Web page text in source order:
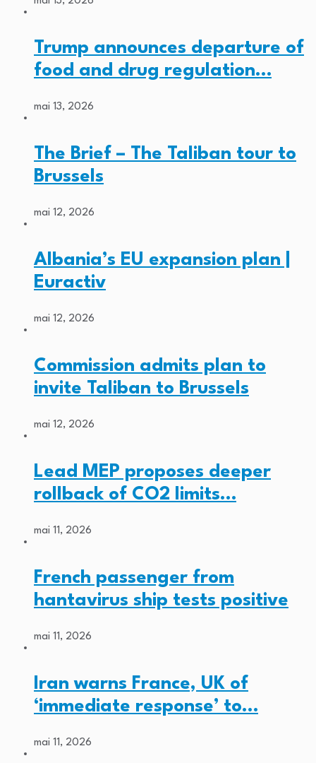
Trump announces departure of
food and drug regulation…
mai 13, 2026
The Brief – The Taliban tour to
Brussels
mai 12, 2026
Albania’s EU expansion plan |
Euractiv
mai 12, 2026
Commission admits plan to
invite Taliban to Brussels
mai 12, 2026
Lead MEP proposes deeper
rollback of CO2 limits…
mai 11, 2026
French passenger from
hantavirus ship tests positive
mai 11, 2026
Iran warns France, UK of
‘immediate response’ to…
mai 11, 2026